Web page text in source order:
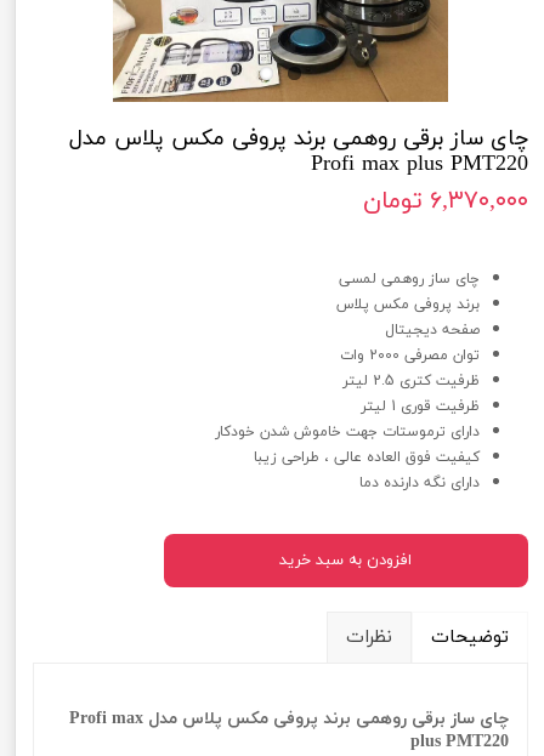
چای ساز برقی روهمی برند پروفی مکس پلاس مدل
Profi max plus PMT220
۶,۳۷۰,۰۰۰ تومان
چای ساز روهمی لمسی
برند پروفی مکس پلاس
صفحه دیجیتال
توان مصرفی 2000 وات
ظرفیت کتری 2.5 لیتر
ظرفیت قوری 1 لیتر
دارای ترموستات جهت خاموش شدن خودکار
کیفیت فوق العاده عالی ، طراحی زیبا
دارای نگه دارنده دما
افزودن به سبد خرید
توضیحات نظرات
چای ساز برقی روهمی برند پروفی مکس پلاس مدل Profi max
plus PMT220